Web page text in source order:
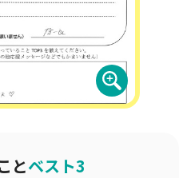
とベスト3